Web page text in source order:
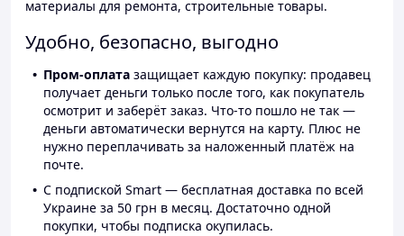
материалы для ремонта, строительные товары.
Удобно, безопасно, выгодно
Пром-оплата защищает каждую покупку: продавец
получает деньги только после того, как покупатель
осмотрит и заберёт заказ. Что-то пошло не так —
деньги автоматически вернутся на карту. Плюс не
нужно переплачивать за наложенный платёж на
почте.
С подпиской Smart — бесплатная доставка по всей
Украине за 50 грн в месяц. Достаточно одной
покупки, чтобы подписка окупилась.